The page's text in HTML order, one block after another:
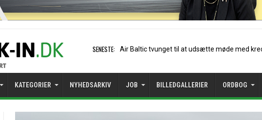
SENESTE: Stockholm-Arlanda satte rek
KATEGORIER NYHEDSARKIV JOB BILLEDGALLERIER ORDBOG